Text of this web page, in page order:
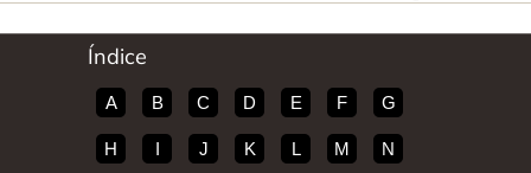
Índice
A B C D E F G
H I J K L M N